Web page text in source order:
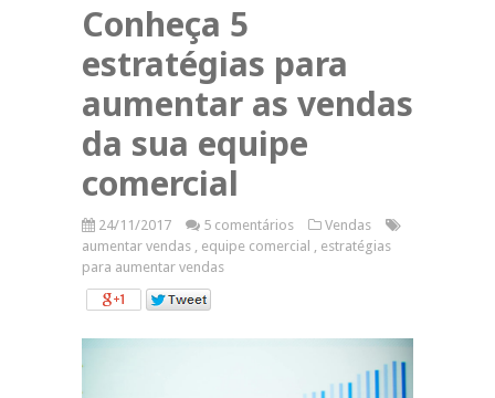
Conheça 5
estratégias para
aumentar as vendas
da sua equipe
comercial
24/11/2017 5 comentários
Vendas
aumentar vendas , equipe comercial , estratégias
para aumentar vendas